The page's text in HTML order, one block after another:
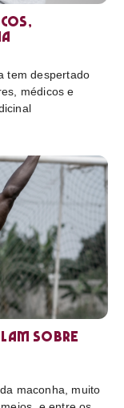
tem despertado
médicos e
sobre
maconha, muito